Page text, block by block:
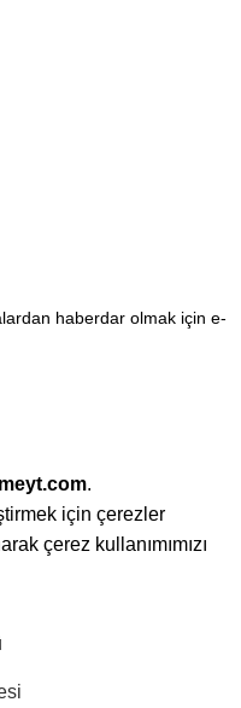
kalmaz,
yazılım
kadar tüm süreç;
market, depo ve
Amaç; karmaşık
haberdar olmak için e-
.
için çerezler
çerez kullanımımızı